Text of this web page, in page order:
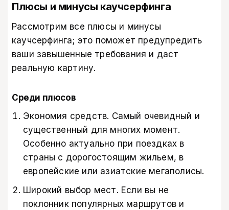
Плюсы и минусы каучсерфинга
Рассмотрим все плюсы и минусы
каучсерфинга; это поможет предупредить
ваши завышенные требования и даст
реальную картину.
Среди плюсов
Экономия средств. Самый очевидный и
существенный для многих момент.
Особенно актуально при поездках в
страны с дорогостоящим жильем, в
европейские или азиатские мегаполисы.
Широкий выбор мест. Если вы не
поклонник популярных маршрутов и